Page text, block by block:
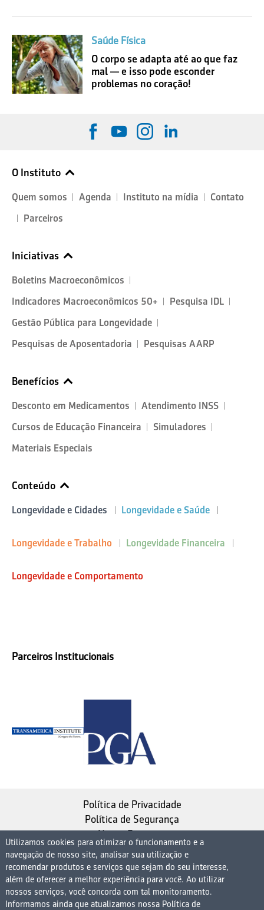
Saúde Física
O corpo se adapta até ao que faz
mal — e isso pode esconder
problemas no coração!
O Instituto
Quem somos Agenda Instituto na mídia
Contato
Parceiros
Iniciativas
Boletins Macroeconômicos
Indicadores Macroeconômicos 50+
Pesquisa IDL
Gestão Pública para Longevidade
Pesquisas de Aposentadoria
Pesquisas AARP
Benefícios
Desconto em Medicamentos
Atendimento INSS
Cursos de Educação Financeira
Simuladores
Materiais Especiais
Conteúdo
Longevidade e Cidades Longevidade e Saúde
Longevidade e Trabalho Longevidade Financeira
Longevidade e Comportamento
Parceiros Institucionais
Política de Privacidade
Política de Segurança
Nosso Estatuto
Instituto de Longevidade MAG, uma empresa do
Grupo MAG
| CNPJ 08.474.765/0001-75
Avenida Presidente Juscelino Kubitschek, 1830, 15º
Utilizamos cookies para otimizar o funcionamento e a
navegação de nosso site, analisar sua utilização e
recomendar produtos e serviços que sejam do seu interesse,
além de oferecer a melhor experiência para você. Ao utilizar
nossos serviços, você concorda com tal monitoramento.
Informamos ainda que atualizamos nossa Política de